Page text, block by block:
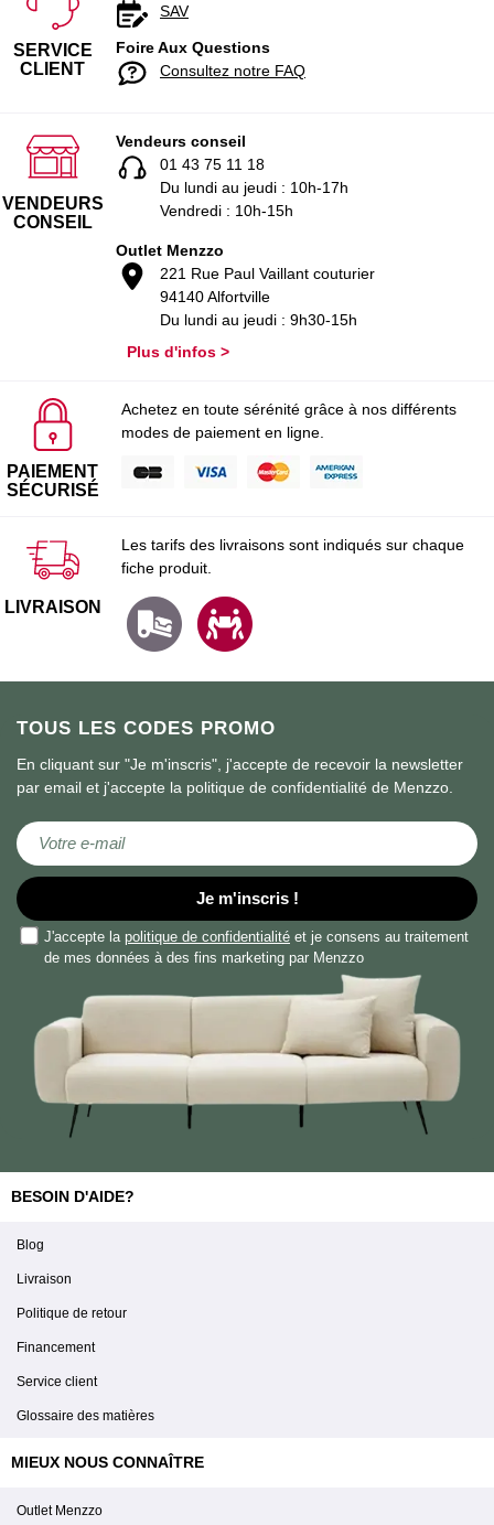
TOUS LES CODES PROMO
En cliquant sur "Je m'inscris", j'accepte de recevoir la newsletter
par email et j'accepte la politique de confidentialité de Menzzo.
Inscription à notre lettre d’information :
Je m'inscris !
J'accepte la politique de confidentialité et je consens au traitement
de mes données à des fins marketing par Menzzo
SERVICE
CLIENT
SAV
Foire Aux Questions
Consultez notre FAQ
VENDEURS
CONSEIL
Vendeurs conseil
01 43 75 11 18
Du lundi au jeudi : 10h-17h
Vendredi : 10h-15h
Outlet Menzzo
221 Rue Paul Vaillant couturier
94140 Alfortville
Du lundi au jeudi : 9h30-15h
Plus d'infos >
PAIEMENT
SÉCURISÉ
Achetez en toute sérénité grâce à nos différents
modes de paiement en ligne.
LIVRAISON
Les tarifs des livraisons sont indiqués sur chaque
fiche produit.
BESOIN D'AIDE?
Blog
Livraison
Politique de retour
Financement
Service client
Glossaire des matières
MIEUX NOUS CONNAÎTRE
Outlet Menzzo